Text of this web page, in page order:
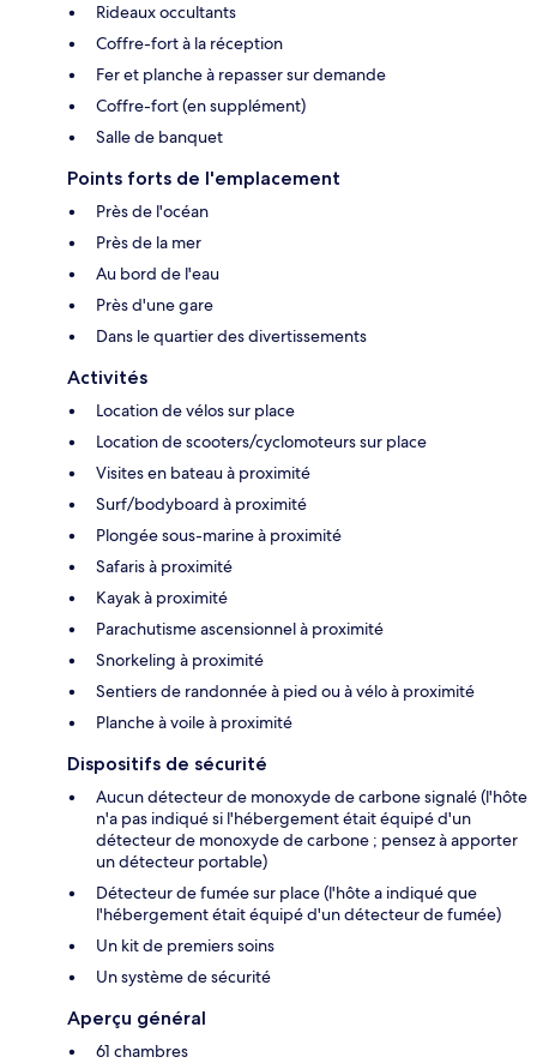
Rideaux occultants
Coffre-fort à la réception
Fer et planche à repasser sur demande
Coffre-fort (en supplément)
Salle de banquet
Points forts de l'emplacement
Près de l'océan
Près de la mer
Au bord de l'eau
Près d'une gare
Dans le quartier des divertissements
Activités
Location de vélos sur place
Location de scooters/cyclomoteurs sur place
Visites en bateau à proximité
Surf/bodyboard à proximité
Plongée sous-marine à proximité
Safaris à proximité
Kayak à proximité
Parachutisme ascensionnel à proximité
Snorkeling à proximité
Sentiers de randonnée à pied ou à vélo à proximité
Planche à voile à proximité
Dispositifs de sécurité
Aucun détecteur de monoxyde de carbone signalé (l'hôte
n'a pas indiqué si l'hébergement était équipé d'un
détecteur de monoxyde de carbone ; pensez à apporter
un détecteur portable)
Détecteur de fumée sur place (l'hôte a indiqué que
l'hébergement était équipé d'un détecteur de fumée)
Un kit de premiers soins
Un système de sécurité
Aperçu général
61 chambres